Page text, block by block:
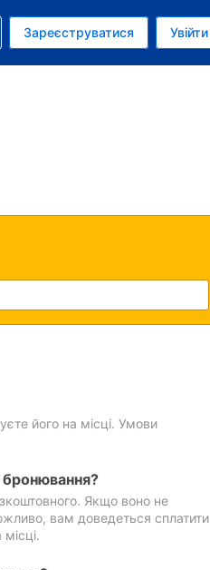
Зареєструватися Увійти
його на місці. Умови
Якщо воно не
вам доведеться сплатити